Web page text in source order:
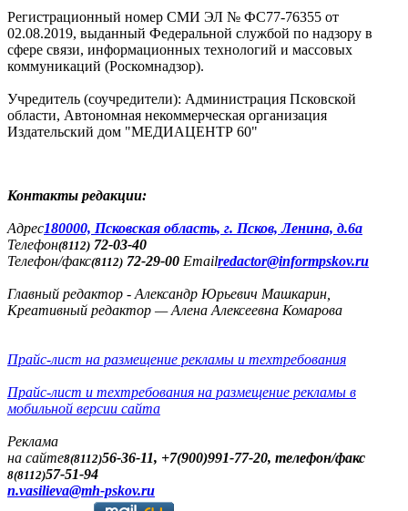
Регистрационный номер СМИ ЭЛ № ФС77-76355 от
02.08.2019, выданный Федеральной службой по надзору в
сфере связи, информационных технологий и массовых
коммуникаций (Роскомнадзор).
Учредитель (соучредители): Администрация Псковской
области, Автономная некоммерческая организация
Издательский дом "МЕДИАЦЕНТР 60"
Контакты редакции:
Адреc180000, Псковская область, г. Псков, Ленина, д.6а
Телефон(8112) 72-03-40
Телефон/факс(8112) 72-29-00 Emailredactor@informpskov.ru
Главный редактор - Александр Юрьевич Машкарин,
Креативный редактор — Алена Алексеевна Комарова
Прайс-лист на размещение рекламы и техтребования
Прайс-лист и техтребования на размещение рекламы в
мобильной версии сайта
Реклама
на сайте8(8112)56-36-11, +7(900)991-77-20, телефон/факс
8(8112)57-51-94
n.vasilieva@mh-pskov.ru